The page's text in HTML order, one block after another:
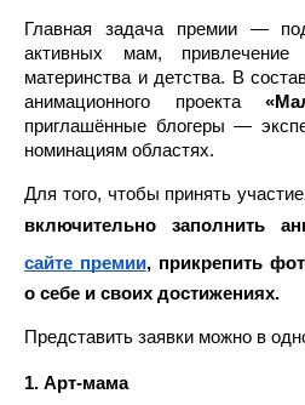
Главная задача премии —
активных мам,
материнства и детства. В
анимационного проекта
приглашённые блогеры —
номинациям областях.
Для того, чтобы принять
включительно заполнить
сайте премии, прикрепить
о себе и своих достижениях.
Представить заявки можно в
1. Арт-мама